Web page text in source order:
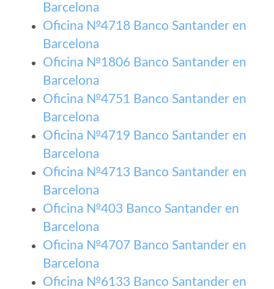
Barcelona
Oficina №4718 Banco Santander en
Barcelona
Oficina №1806 Banco Santander en
Barcelona
Oficina №4751 Banco Santander en
Barcelona
Oficina №4719 Banco Santander en
Barcelona
Oficina №4713 Banco Santander en
Barcelona
Oficina №403 Banco Santander en
Barcelona
Oficina №4707 Banco Santander en
Barcelona
Oficina №6133 Banco Santander en